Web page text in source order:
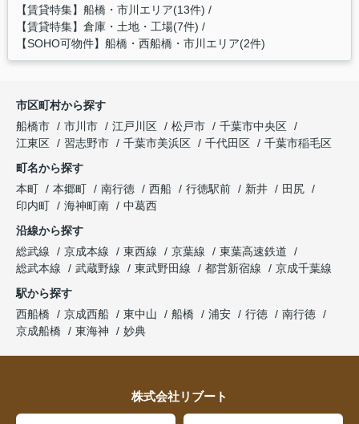
【賃貸特集】船橋・市川エリア(13件)
【賃貸特集】倉庫・土地・工場(7件)
【SOHO可物件】船橋・西船橋・市川エリア(2件)
市区町村から探す
船橋市
市川市 江戸川区 松戸市
千葉市中央区
江東区
習志野市 千葉市美浜区 千代田区
千葉市稲毛区
町名から探す
本町
本郷町 南行徳 西船 行徳駅前 新井
田尻
印内町
海神町南
中葛西
沿線から探す
総武線
京成本線 東西線 京葉線
東葉高速鉄道
総武本線
武蔵野線 東武野田線 都営新宿線
京成千葉線
駅から探す
西船橋
京成西船 東中山 船橋 浦安 行徳
南行徳
京成船橋
東海神 妙典
株式会社リブート